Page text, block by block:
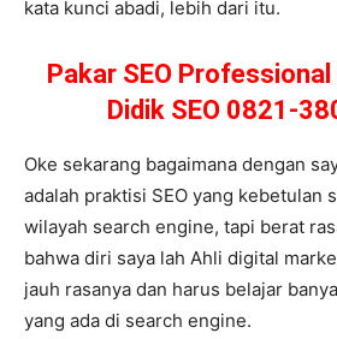
kata kunci abadi, lebih dari itu.
Pakar SEO
Didik SEO 0821-
Oke sekarang bagaimana dengan
adalah praktisi SEO yang kebetulan
wilayah search engine, tapi berat
bahwa diri saya lah Ahli digital
jauh rasanya dan harus belajar
yang ada di search engine.